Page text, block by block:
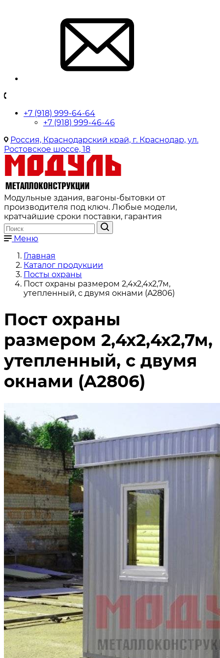
+7 (918) 999-64-64
+7 (918) 999-46-46
Россия, Краснодарский край, г. Краснодар, ул.
Ростовское шоссе, 18
Модульные здания, вагоны-бытовки от
производителя под ключ. Любые модели,
кратчайшие сроки поставки, гарантия
Меню
Главная
Каталог продукции
Посты охраны
Пост охраны размером 2,4х2,4х2,7м,
утепленный, с двумя окнами (A2806)
Пост охраны
размером 2,4х2,4х2,7м,
утепленный, с двумя
окнами (A2806)